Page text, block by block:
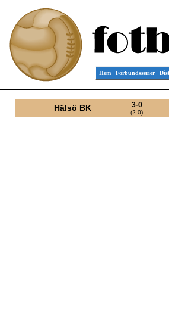
Hem Förbundsserier
Hälsö BK 3-0
(2-0)